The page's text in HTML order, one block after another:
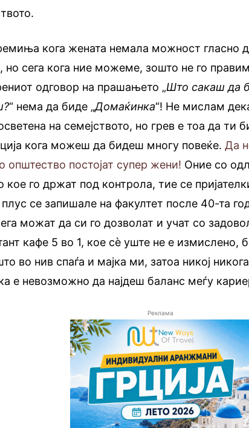
кога жената немала можност гласно
сега кога ние можеме, зошто не го
одговор на прашањето „Што сакаш да
“ нема да биде „Домаќинка“! Не мислам
на семејството, но грев е тоа да ти
кога можеш да бидеш многу повеќе.Да
општество постојат супер жени! Оние со
кое го држат под контрола, тие се
плус се запишале на факултет после 40-та
можат да си го дозволат и учат со
кафе 5 во 1, кое сè уште не е измислено,
во нив спаѓа и мајка ми, затоа никој
е невозможно да најдеш баланс меѓу
Реклама